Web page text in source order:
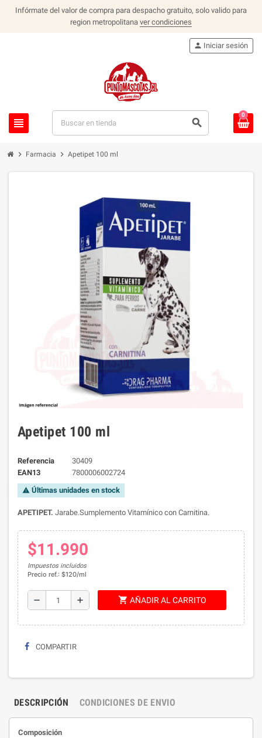
Infórmate del valor de compra para despacho gratuito, solo valido para
region metropolitana ver condiciones
view_headline search
person Iniciar sesión
0
chevron_right Farmacia chevron_right Apetipet 100 ml
Apetipet 100 ml
Referencia
30409
EAN13
7800006002724
warning Últimas unidades en stock
APETIPET. Jarabe.Sumplemento Vitamínico con Carnitina.
$11.990
Impuestos incluidos
Precio ref.: $120/ml
remove add shopping_cart AÑADIR AL CARRITO
COMPARTIR
DESCRIPCIÓN CONDICIONES DE ENVIO
Composición